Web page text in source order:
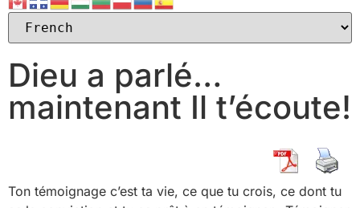
Dieu a parlé…
maintenant Il t’écoute!
Ton témoignage c’est ta vie, ce que tu crois, ce dont tu